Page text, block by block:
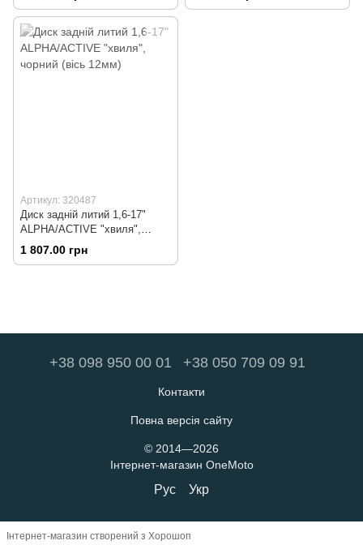
(вісь 12мм)
(вісь 12мм)
Артикул: 320487
Диск задній литий 1,6-17"
ALPHA/ACTIVE "хвиля",
чорний (вісь 12мм)
1 807.00 грн
+38 098 950 00 01 +38 050 709 09 91
Контакти
Повна версія сайту
© 2014—2026
Інтернет-магазин OneMoto
Рус Укр
Інтернет-магазин створений з Хорошоп